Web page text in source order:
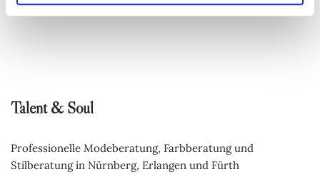
Talent & Soul
Professionelle Modeberatung, Farbberatung und
Stilberatung in Nürnberg, Erlangen und Fürth